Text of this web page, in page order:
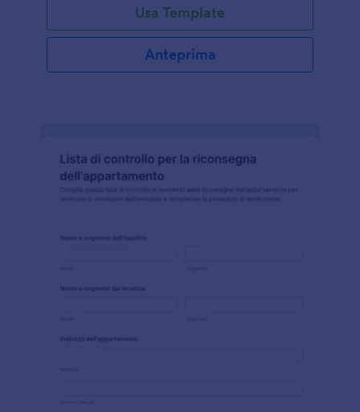
Usa Template
Anteprima